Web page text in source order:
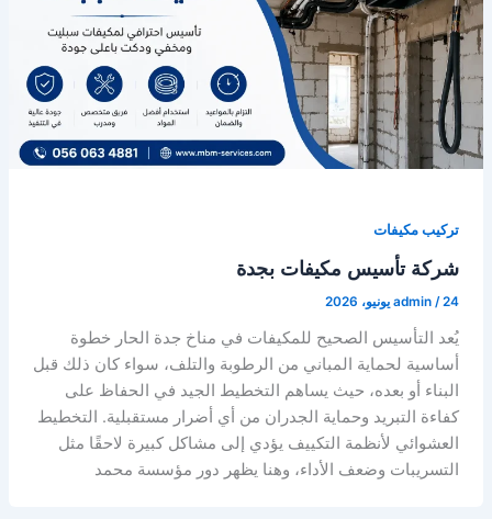
تركيب مكيفات
شركة تأسيس مكيفات بجدة
admin/24 يونيو، 2026
يُعد التأسيس الصحيح للمكيفات في مناخ جدة الحار خطوة
أساسية لحماية المباني من الرطوبة والتلف، سواء كان ذلك قبل
البناء أو بعده، حيث يساهم التخطيط الجيد في الحفاظ على
كفاءة التبريد وحماية الجدران من أي أضرار مستقبلية. التخطيط
العشوائي لأنظمة التكييف يؤدي إلى مشاكل كبيرة لاحقًا مثل
التسريبات وضعف الأداء، وهنا يظهر دور مؤسسة محمد